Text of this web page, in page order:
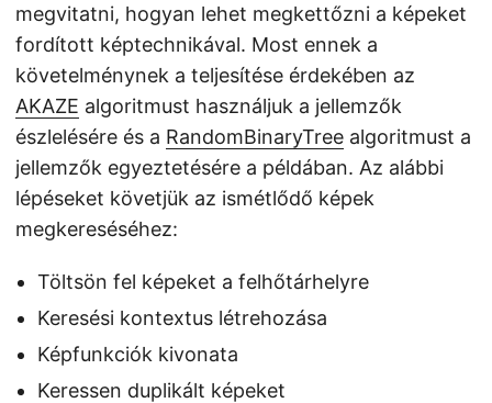
megvitatni, hogyan lehet megkettőzni a képeket
fordított képtechnikával. Most ennek a
követelménynek a teljesítése érdekében az
AKAZE algoritmust használjuk a jellemzők
észlelésére és a RandomBinaryTree algoritmust a
jellemzők egyeztetésére a példában. Az alábbi
lépéseket követjük az ismétlődő képek
megkereséséhez:
Töltsön fel képeket a felhőtárhelyre
Keresési kontextus létrehozása
Képfunkciók kivonata
Keressen duplikált képeket